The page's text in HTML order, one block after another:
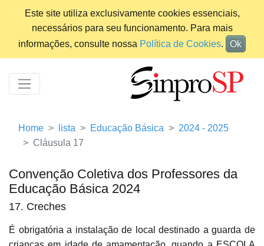
Este site utiliza exclusivamente cookies essenciais,
necessários para seu funcionamento. Para mais
informações, consulte nossa Política de Cookies. Ok
Home lista Educação Básica
2024 - 2025
Cláusula 17
Convenção Coletiva dos Professores da
Educação Básica 2024
17. Creches
É obrigatória a instalação de local destinado a guarda de